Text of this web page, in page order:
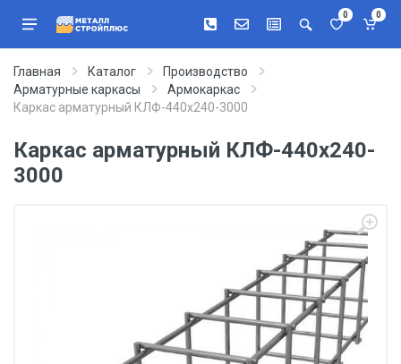
0 0
Главная Каталог
Производство
Арматурные каркасы
Армокаркас
Каркас арматурный КЛФ-440х240-3000
Каркас арматурный КЛФ-440х240-
3000